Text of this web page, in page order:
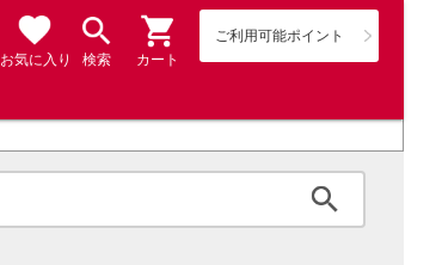
ご利用可能ポイント
カート
検索
お気に入り